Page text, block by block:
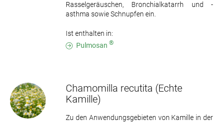
Rasselgeräuschen, Bronchialkatarrh und -
asthma sowie Schnupfen ein.
Ist enthalten in:
Pulmosan ®
Chamomilla recutita (Echte
Kamille)
Zu den Anwendungsgebieten von Kamille in der